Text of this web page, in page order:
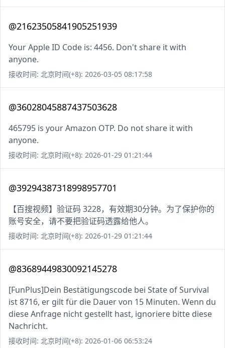
@21623505841905251939
Your Apple ID Code is: 4456. Don't share it with
anyone.
接收时间: 北京时间(+8): 2026-03-05 08:17:58
@36028045887437503628
465795 is your Amazon OTP. Do not share it with
anyone.
接收时间: 北京时间(+8): 2026-01-29 01:21:44
@39294387318998957701
【百搜视频】验证码 3228，有效期30分钟。为了保护你的
账号安全，请不要把验证码透露给他人。
接收时间: 北京时间(+8): 2026-01-29 01:21:44
@83689449830092145278
[FunPlus]Dein Bestätigungscode bei State of Survival
ist 8716, er gilt für die Dauer von 15 Minuten. Wenn du
diese Anfrage nicht gestellt hast, ignoriere bitte diese
Nachricht.
接收时间: 北京时间(+8): 2026-01-06 06:53:24